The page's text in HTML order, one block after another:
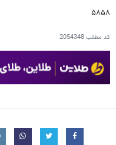
۵۸۵۸
کد مطلب2054348